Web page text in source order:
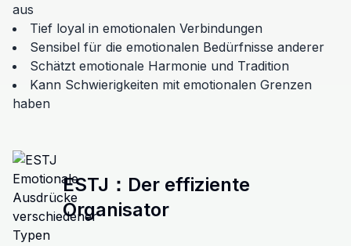
aus
Tief loyal in emotionalen Verbindungen
Sensibel für die emotionalen Bedürfnisse anderer
Schätzt emotionale Harmonie und Tradition
Kann Schwierigkeiten mit emotionalen Grenzen
haben
ESTJ ： Der effiziente
Organisator